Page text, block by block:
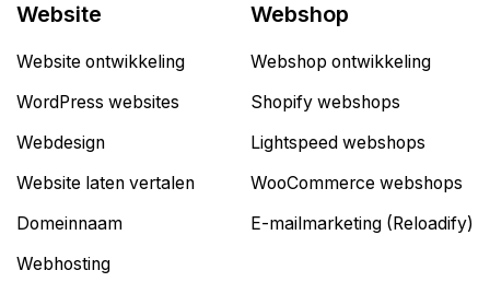
Website
Website ontwikkeling
WordPress websites
Webdesign
Website laten vertalen
Domeinnaam
Webhosting
Webshop
Webshop ontwikkeling
Shopify webshops
Lightspeed webshops
WooCommerce webshops
E-mailmarketing (Reloadify)